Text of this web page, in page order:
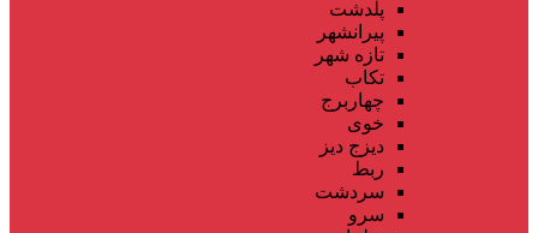
پلدشت
پیرانشهر
تازه شهر
تکاب
چهاربرج
خوی
دیزج دیز
ربط
سردشت
سرو